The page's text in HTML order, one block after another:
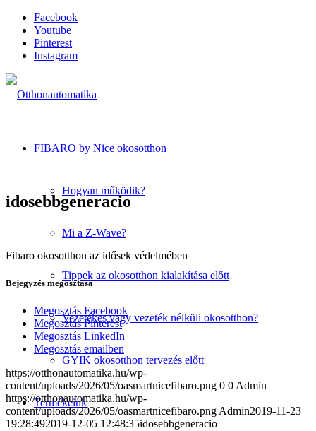
Facebook
Youtube
Pinterest
Instagram
FIBARO by Nice okosotthon
Hogyan működik?
Mi a Z-Wave?
Tippek az okosotthon kialakítása előtt
Vezetékes vagy vezeték nélküli okosotthon?
GYIK okosotthon tervezés előtt
Termékeink
idosebbgeneracio
Fibaro okosotthon az idősek védelmében
Bejegyzés megosztása
Megosztás Facebook
Megosztás Pinterest
Megosztás LinkedIn
Megosztás emailben
https://otthonautomatika.hu/wp-
content/uploads/2026/05/oasmartnicefibaro.png 0 0 Admin
https://otthonautomatika.hu/wp-
content/uploads/2026/05/oasmartnicefibaro.png Admin2019-11-23
19:28:492019-12-05 12:48:35idosebbgeneracio